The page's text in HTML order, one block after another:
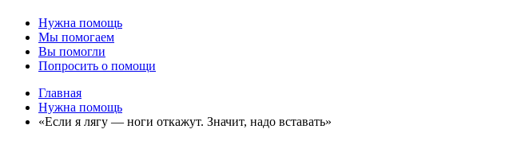
Нужна помощь
Мы помогаем
Вы помогли
Попросить о помощи
Главная
Нужна помощь
«Если я лягу — ноги откажут. Значит, надо вставать»